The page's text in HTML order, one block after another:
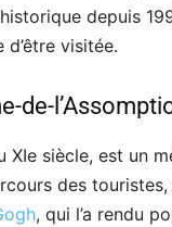
depuis
visitée.
de-
XIe siècle, est un
des
, qui l’a rendu